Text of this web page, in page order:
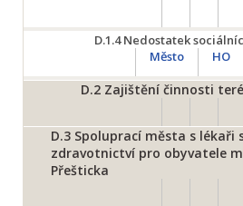
D.1.4Nedostatek
Město
HO
D.2Zajištění činnosti
D.3 Spoluprací města s lékaři
zdravotnictví pro obyvatele
Přešticka